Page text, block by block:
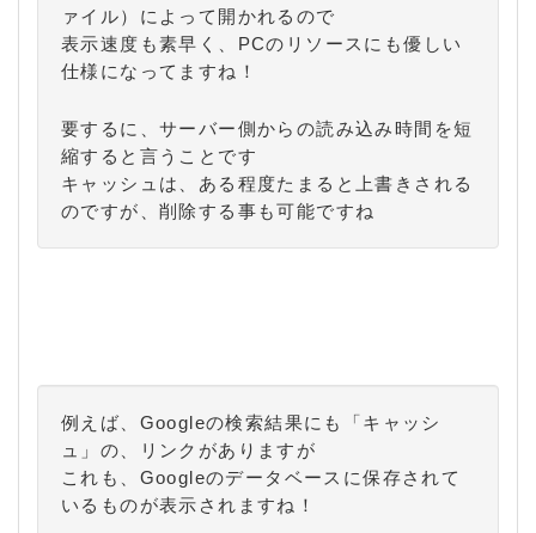
ァイル）によって開かれるので
表示速度も素早く、PCのリソースにも優しい
仕様になってますね！
要するに、サーバー側からの読み込み時間を短
縮すると言うことです
キャッシュは、ある程度たまると上書きされる
のですが、削除する事も可能ですね
例えば、Googleの検索結果にも「キャッシ
ュ」の、リンクがありますが
これも、Googleのデータベースに保存されて
いるものが表示されますね！